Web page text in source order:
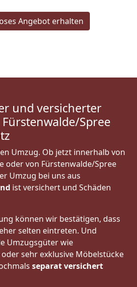
Angebot erhalten
und versicherter
Spree
Umzug. Ob jetzt innerhalb von
oder von Fürstenwalde/Spree
Umzug bei uns aus
ist versichert und Schäden
können wir bestätigen, dass
selten eintreten. Und
Umzugsgüter wie
sehr exklusive Möbelstücke
separat versichert